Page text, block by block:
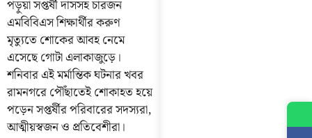
পড়ুয়া সপ্তর্ষী দাসসহ চারজন
এমবিবিএস শিক্ষার্থীর করুণ
মৃত্যুতে শোকের আবহ নেমে
এসেছে গোটা এলাকাজুড়ে।
শনিবার এই মর্মান্তিক ঘটনার খবর
রামনগরে পৌঁছাতেই শোকাহত হয়ে
পড়েন সপ্তর্ষীর পরিবারের সদস্যরা,
আত্মীয়স্বজন ও প্রতিবেশীরা।